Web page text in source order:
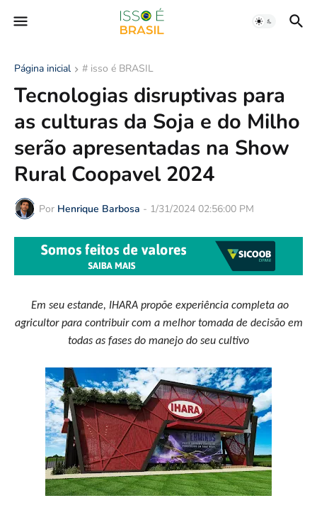
Página inicial # isso é BRASIL
Tecnologias disruptivas para
as culturas da Soja e do Milho
serão apresentadas na Show
Rural Coopavel 2024
Por Henrique Barbosa - 1/31/2024 02:56:00 PM
Em seu estande, IHARA propõe experiência completa ao
agricultor para contribuir com a melhor tomada de decisão em
todas as fases do manejo do seu cultivo